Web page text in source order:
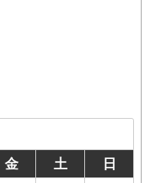
金 土 日